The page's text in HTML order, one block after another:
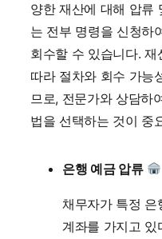
양한 재산에 대해 압류
는 전부 명령을 신청하
회수할 수 있습니다. 재
따라 절차와 회수 가능
므로, 전문가와 상담하
법을 선택하는 것이 중
은행 예금 압류
채무자가 특정 은
계좌를 가지고 있